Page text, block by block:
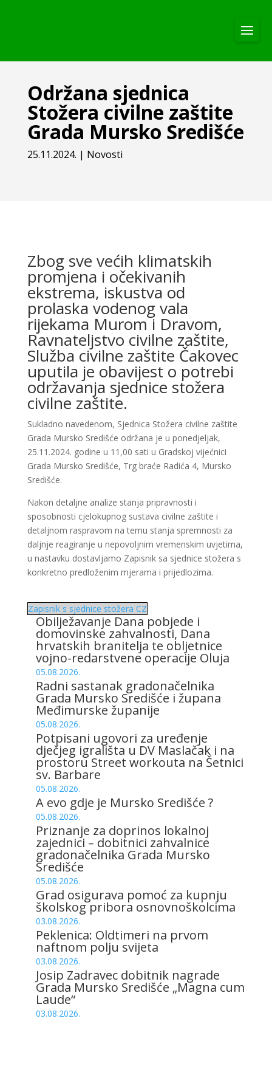
Održana sjednica
Stožera civilne zaštite
Grada Mursko Središće
25.11.2024. | Novosti
Zbog sve većih klimatskih
promjena i očekivanih
ekstrema, iskustva od
prolaska vodenog vala
rijekama Murom i Dravom,
Ravnateljstvo civilne zaštite,
Služba civilne zaštite Čakovec
uputila je obavijest o potrebi
održavanja sjednice stožera
civilne zaštite.
Sukladno navedenom, Sjednica Stožera civilne zaštite
Grada Mursko Središće održana je u ponedjeljak,
25.11.2024. godine u 11,00 sati u Gradskoj vijećnici
Grada Mursko Središće, Trg braće Radića 4, Mursko
Središće.
Nakon detaljne analize stanja pripravnosti i
sposobnosti cjelokupnog sustava civilne zaštite i
detaljnom raspravom na temu stanja spremnosti za
daljnje reagiranje u nepovoljnim vremenskim uvjetima,
u nastavku dostavljamo Zapisnik sa sjednice stožera s
konkretno predloženim mjerama i prijedlozima.
Zapisnik s sjednice stožera CZ
Obilježavanje Dana pobjede i
domovinske zahvalnosti, Dana
hrvatskih branitelja te obljetnice
vojno-redarstvene operacije Oluja
05.08.2026.
Radni sastanak gradonačelnika
Grada Mursko Središće i župana
Međimurske županije
05.08.2026.
Potpisani ugovori za uređenje
dječjeg igrališta u DV Maslačak i na
prostoru Street workouta na Šetnici
sv. Barbare
05.08.2026.
A evo gdje je Mursko Središće ?
05.08.2026.
Priznanje za doprinos lokalnoj
zajednici – dobitnici zahvalnice
gradonačelnika Grada Mursko
Središće
05.08.2026.
Grad osigurava pomoć za kupnju
školskog pribora osnovnoškolcima
03.08.2026.
Peklenica: Oldtimeri na prvom
naftnom polju svijeta
03.08.2026.
Josip Zadravec dobitnik nagrade
Grada Mursko Središće „Magna cum
Laude“
03.08.2026.